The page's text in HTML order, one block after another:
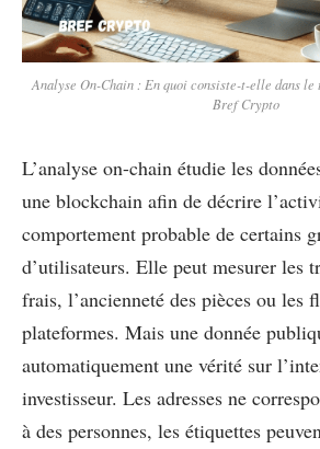
Analyse On-Chain : En quoi consiste-t-elle dans
Bref Crypto
L’analyse on-chain étudie les
une blockchain afin de décrire
comportement probable de certains
d’utilisateurs. Elle peut mesurer les
frais, l’ancienneté des pièces ou les
plateformes. Mais une donnée
automatiquement une vérité sur
investisseur. Les adresses ne
à des personnes, les étiquettes